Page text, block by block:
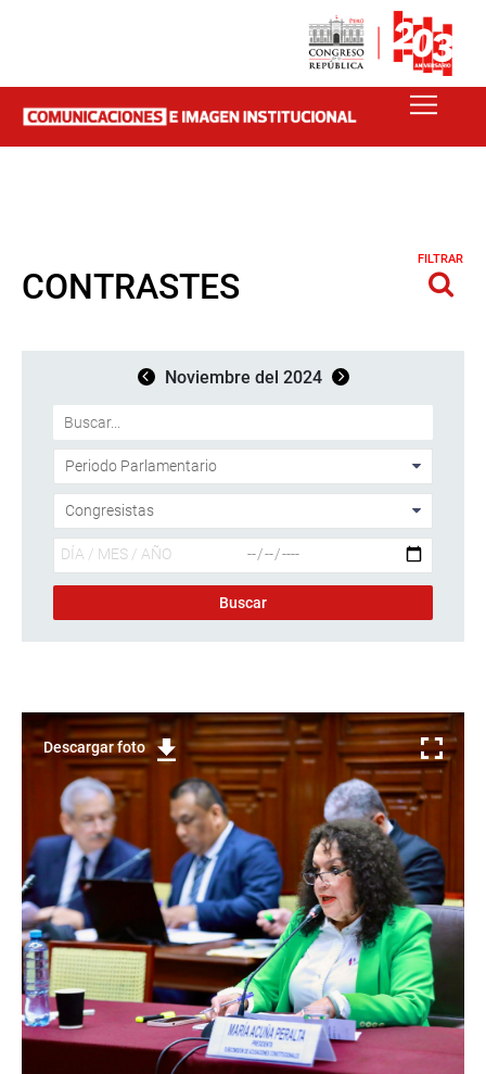
CONTRASTES
FILTRAR
Noviembre del 2024
Descargar foto